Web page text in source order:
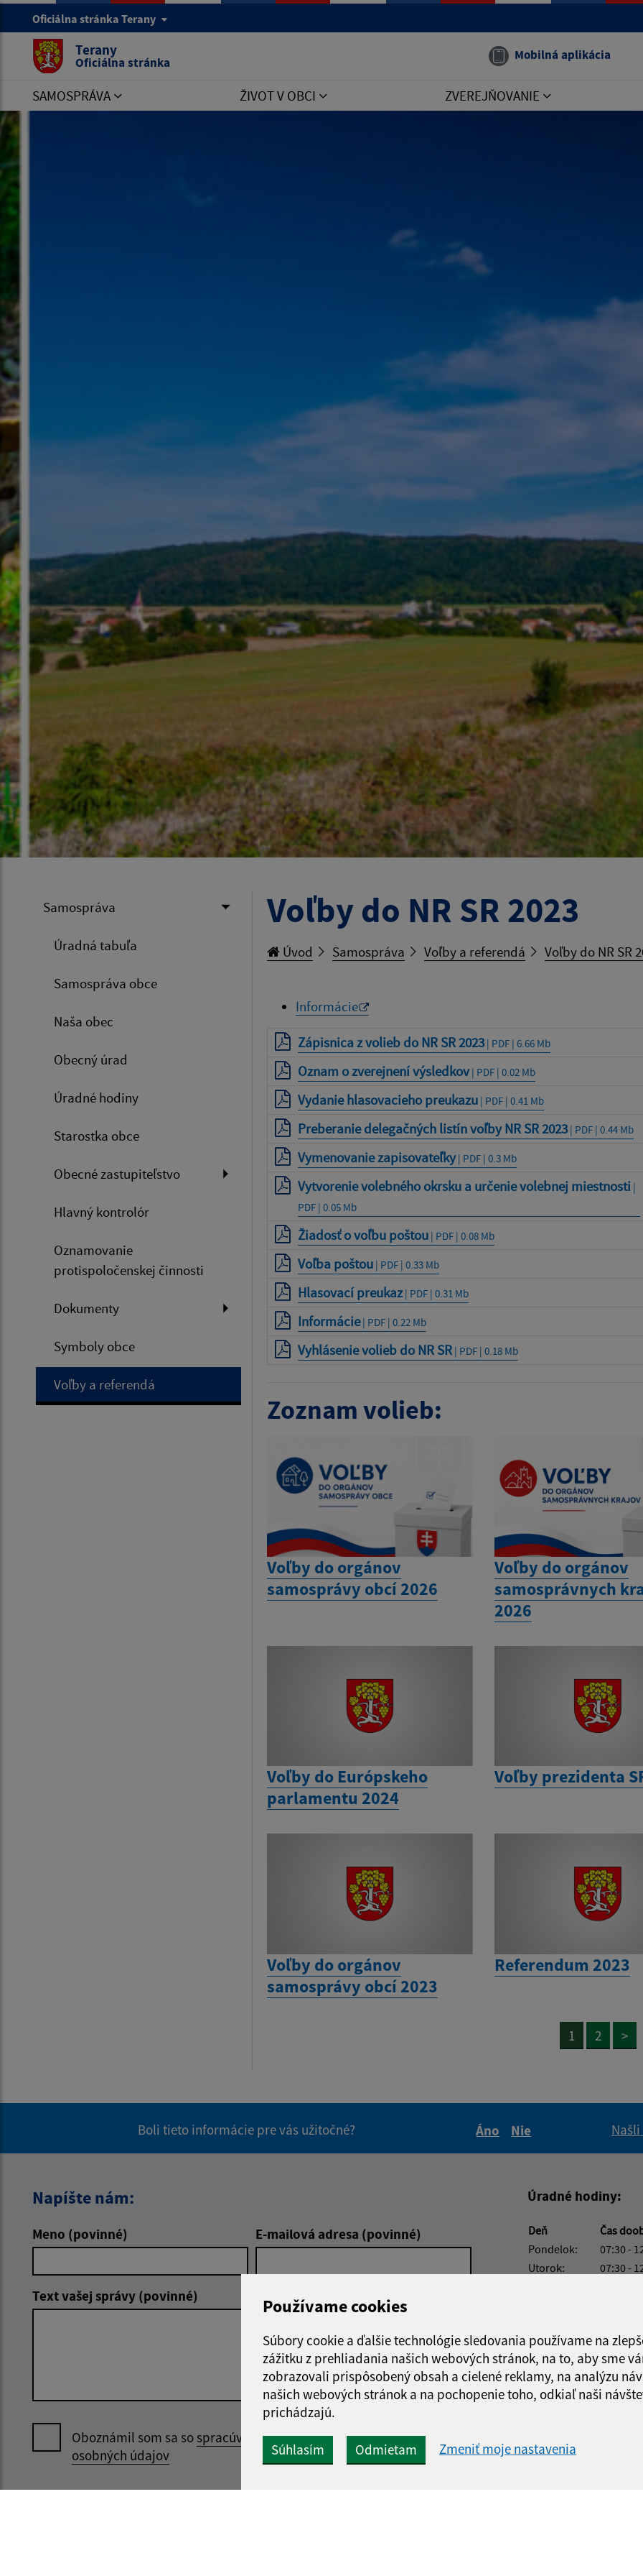
Používame cookies
Súbory cookie a ďalšie technológie sledovania používame na
zážitku z prehliadania našich webových stránok, na to, aby sme
zobrazovali prispôsobený obsah a cielené reklamy, na analýzu
našich webových stránok a na pochopenie toho, odkiaľ naši
prichádzajú.
Súhlasím Odmietam Zmeniť moje nastavenia
Oficiálna stránka Terany
Terany
Oficiálna stránka Mobilná aplikácia
SAMOSPRÁVA ŽIVOT V OBCI ZVEREJŇOVANIE
Samospráva
Úradná tabuľa
Samospráva obce
Naša obec
Obecný úrad
Úradné hodiny
Starostka obce
Obecné zastupiteľstvo
Hlavný kontrolór
Oznamovanie
protispoločenskej činnosti
Dokumenty
Symboly obce
Voľby a referendá
Voľby do NR SR 2023
Úvod Samospráva Voľby a referendá Voľby do NR SR
Informácie
Zápisnica z volieb do NR SR 2023| PDF | 6.66 Mb
Oznam o zverejnení výsledkov| PDF | 0.02 Mb
Vydanie hlasovacieho preukazu| PDF | 0.41 Mb
Preberanie delegačných listín voľby NR SR 2023| PDF | 0.44 Mb
Vymenovanie zapisovateľky| PDF | 0.3 Mb
Vytvorenie volebného okrsku a určenie volebnej miestnosti |
PDF | 0.05 Mb
Žiadosť o voľbu poštou| PDF | 0.08 Mb
Voľba poštou| PDF | 0.33 Mb
Hlasovací preukaz| PDF | 0.31 Mb
Informácie| PDF | 0.22 Mb
Vyhlásenie volieb do NR SR| PDF | 0.18 Mb
Zoznam volieb:
Voľby do orgánov
samosprávy obcí 2026
Voľby do orgánov
samosprávnych
2026
Voľby do Európskeho
parlamentu 2024
Voľby prezidenta
Voľby do orgánov
samosprávy obcí 2023
Referendum 2023
1 2 >
Boli tieto informácie pre vás užitočné?
Áno
Nie
Napíšte nám:
Meno (povinné) E-mailová adresa (povinné)
Text vašej správy (povinné)
Oboznámil som sa sospracúvaním
osobných údajov
Odoslať správu
Úradné hodiny:
Deň
Čas
Pondelok:
07:30 -
Utorok:
07:30 -
Obedňajšia